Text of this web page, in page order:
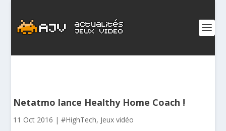
Netatmo lance Healthy Home Coach !
11 Oct 2016 |#HighTech, Jeux vidéo